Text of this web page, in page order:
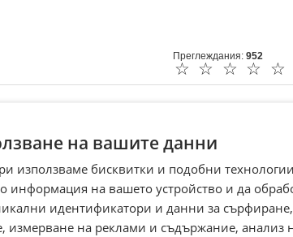
Преглеждания: 952
☆
☆
☆
☆
☆
на вашите данни
използваме бисквитки и подобни
информация на вашето устройство и да
идентификатори и данни за
измерване на реклами и съдържание, анализ